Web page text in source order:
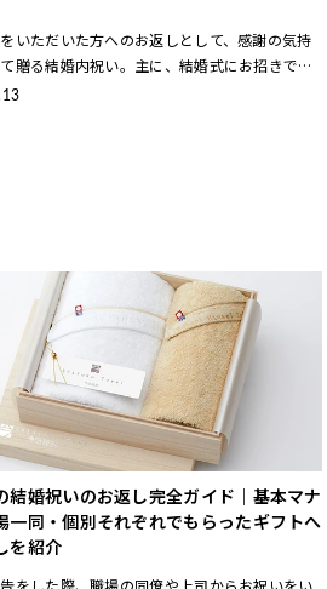
いただいた方へのお返しとして、感謝の気持
贈る結婚内祝い。主に、結婚式にお招きでき
からお祝いをいただいた場合のお返しとして
結婚祝いのお返し完全ガイド｜基本マナ
一同・個別それぞれでもらったギフトへ
を紹介
をした際、職場の同僚や上司からお祝いをい